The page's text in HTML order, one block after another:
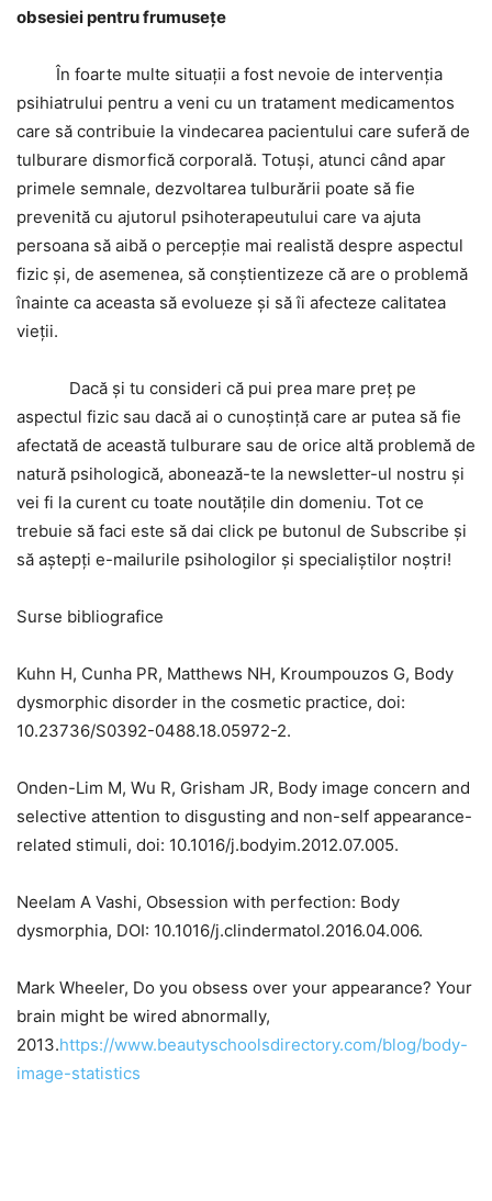
obsesiei pentru frumusețe
În foarte multe situații a fost nevoie de intervenția
psihiatrului pentru a veni cu un tratament medicamentos
care să contribuie la vindecarea pacientului care suferă de
tulburare dismorfică corporală. Totuși, atunci când apar
primele semnale, dezvoltarea tulburării poate să fie
prevenită cu ajutorul psihoterapeutului care va ajuta
persoana să aibă o percepție mai realistă despre aspectul
fizic și, de asemenea, să conștientizeze că are o problemă
înainte ca aceasta să evolueze și să îi afecteze calitatea
vieții.
Dacă și tu consideri că pui prea mare preț pe
aspectul fizic sau dacă ai o cunoștință care ar putea să fie
afectată de această tulburare sau de orice altă problemă de
natură psihologică, abonează-te la newsletter-ul nostru și
vei fi la curent cu toate noutățile din domeniu. Tot ce
trebuie să faci este să dai click pe butonul de Subscribe și
să aștepți e-mailurile psihologilor și specialiștilor noștri!
Surse bibliografice
Kuhn H, Cunha PR, Matthews NH, Kroumpouzos G, Body
dysmorphic disorder in the cosmetic practice, doi:
10.23736/S0392-0488.18.05972-2.
Onden-Lim M, Wu R, Grisham JR, Body image concern and
selective attention to disgusting and non-self appearance-
related stimuli, doi: 10.1016/j.bodyim.2012.07.005.
Neelam A Vashi, Obsession with perfection: Body
dysmorphia, DOI: 10.1016/j.clindermatol.2016.04.006.
Mark Wheeler, Do you obsess over your appearance? Your
brain might be wired abnormally,
2013.https://www.beautyschoolsdirectory.com/blog/body-
image-statistics